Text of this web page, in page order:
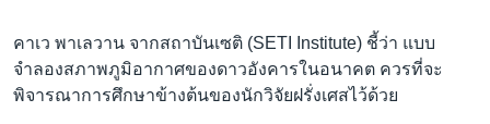
คาเว พาเลวาน จากสถาบันเซติ (SETI Institute) ชี้ว่า แบบ
จำลองสภาพภูมิอากาศของดาวอังคารในอนาคต ควรที่จะ
พิจารณาการศึกษาข้างต้นของนักวิจัยฝรั่งเศสไว้ด้วย